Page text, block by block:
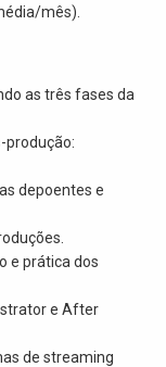
mês).
as três fases da
produção:
depoentes e
e prática dos
e After
de streaming